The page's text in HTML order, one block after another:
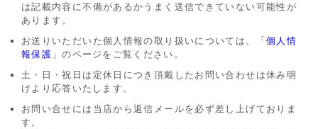
は記載内容に不備があるかうまく送信できていない可能性が
あります。
お送りいただいた個人情報の取り扱いについては、「 個人情
報保護 」のページをご覧ください。
土・日・祝日は定休日につき頂戴したお問い合わせは休み明
けより応答いたします。
お問い合せには当店から返信メールを必ず差し上げておりま
す。